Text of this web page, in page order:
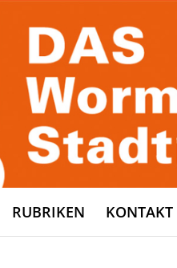
RUBRIKEN KONTAKT